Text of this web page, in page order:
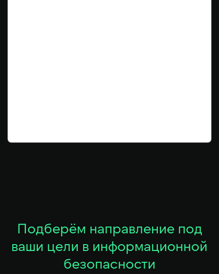
Подберём направление под
ваши цели в информационной
безопасности